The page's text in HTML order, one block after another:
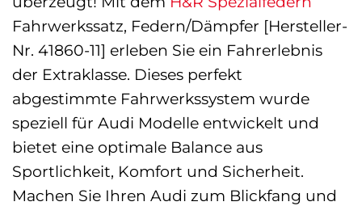
Fahrwerkssatz, Federn/Dämpfer [Hersteller-
Nr. 41860-11] erleben Sie ein Fahrerlebnis
der Extraklasse. Dieses perfekt
abgestimmte Fahrwerkssystem wurde
speziell für Audi Modelle entwickelt und
bietet eine optimale Balance aus
Sportlichkeit, Komfort und Sicherheit.
Machen Sie Ihren Audi zum Blickfang und